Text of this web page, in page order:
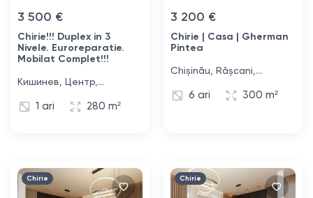
3 500 €
Chirie!!! Duplex in 3
Nivele. Euroreparatie.
Mobilat Complet!!!
Кишинев, Центр,
1 ari 280 m²
3 200 €
Chirie | Casa | Gherman
Pintea
Chișinău, Râșcani,
6 ari 300 m²
Chirie Chirie